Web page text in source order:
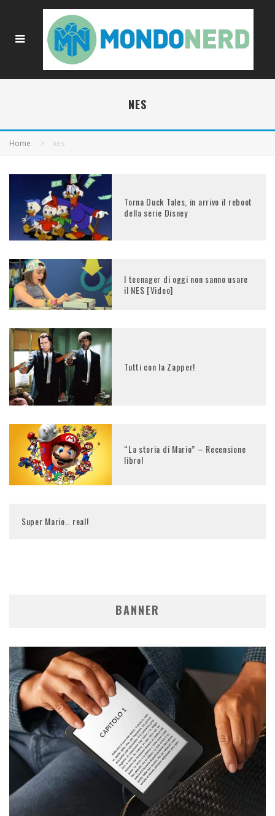
NES
Home nes
Torna Duck Tales, in arrivo il reboot
della serie Disney
I teenager di oggi non sanno usare
il NES [Video]
Tutti con la Zapper!
“La storia di Mario” – Recensione
libro!
Super Mario… real!
BANNER